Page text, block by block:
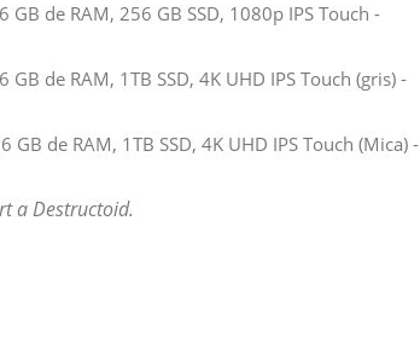
de RAM, 256 GB SSD, 1080p IPS Touch -
de RAM, 1TB SSD, 4K UHD IPS Touch (gris) -
de RAM, 1TB SSD, 4K UHD IPS Touch (Mica) -
a Destructoid.